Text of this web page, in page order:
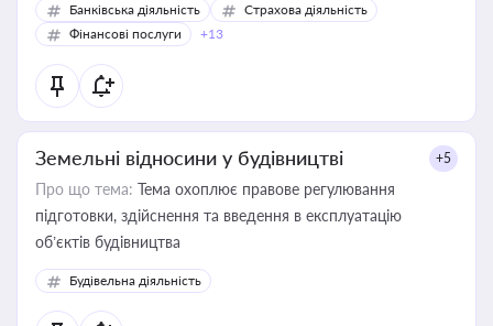
Банківська діяльність
Страхова діяльність
Фінансові послуги
+13
Земельні відносини у будівництві +5
Про що тема: Тема охоплює правове регулювання
підготовки, здійснення та введення в експлуатацію
об’єктів будівництва
Будівельна діяльність